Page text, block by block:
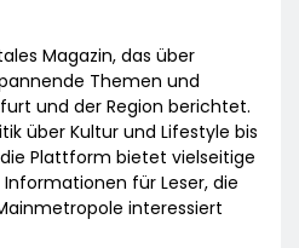
Magazin, das über
Themen und
und der Region berichtet.
über Kultur und Lifestyle bis
Plattform bietet vielseitige
für Leser, die
interessiert